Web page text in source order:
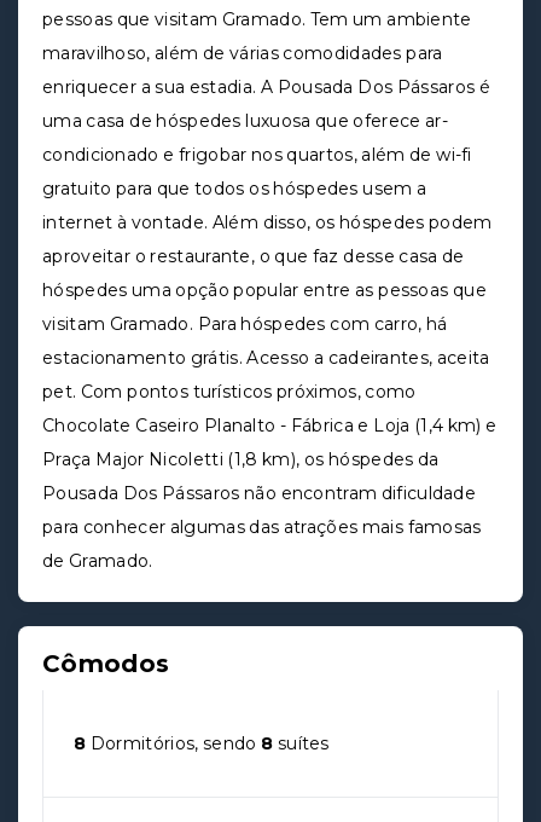
pessoas que visitam Gramado. Tem um ambiente
maravilhoso, além de várias comodidades para
enriquecer a sua estadia. A Pousada Dos Pássaros é
uma casa de hóspedes luxuosa que oferece ar-
condicionado e frigobar nos quartos, além de wi-fi
gratuito para que todos os hóspedes usem a
internet à vontade. Além disso, os hóspedes podem
aproveitar o restaurante, o que faz desse casa de
hóspedes uma opção popular entre as pessoas que
visitam Gramado. Para hóspedes com carro, há
estacionamento grátis. Acesso a cadeirantes, aceita
pet. Com pontos turísticos próximos, como
Chocolate Caseiro Planalto - Fábrica e Loja (1,4 km) e
Praça Major Nicoletti (1,8 km), os hóspedes da
Pousada Dos Pássaros não encontram dificuldade
para conhecer algumas das atrações mais famosas
de Gramado.
Cômodos
8 Dormitórios, sendo 8 suítes